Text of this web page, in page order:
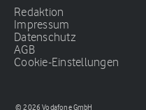
Redaktion
Impressum
Datenschutz
AGB
Cookie-Einstellungen
© 2026 Vodafone GmbH